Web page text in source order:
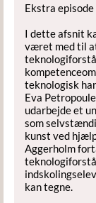
Ekstra episode
I dette afsnit
været med til
teknologisk
Eva
udarbejde et
som
kunst ved
Aggerholm
kan tegne.